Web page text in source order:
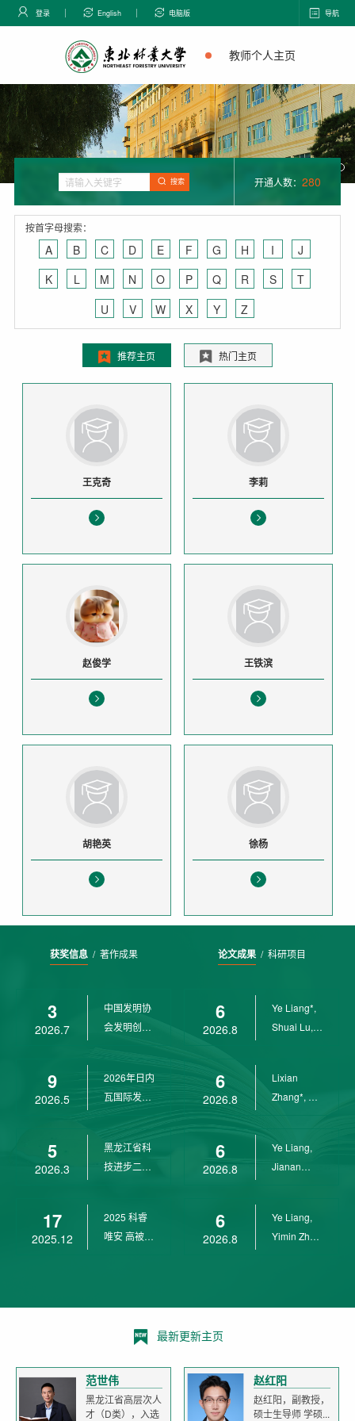
登录 English 电脑版 导航
教师个人主页
搜索 开通人数： 280
按首字母搜索：
A B C D E F G H I
J
K
L M N O P Q R S
T
U
V W X Y Z
推荐主页 热门主页
王克奇 李莉
赵俊学 王铁滨
胡艳英 徐杨
获奖信息/ 著作成果
3
2026.7
中国发明协
会发明创业
9
2026.5
2026年日内
瓦国际发明
5
2026.3
黑龙江省科
技进步二等
17
2025.12
2025 科睿
唯安 高被引
论文成果/ 科研项目
6
2026.8
Ye Liang*,
Shuai Lu,
6
2026.8
Lixian
Zhang*, Ye
6
2026.8
Ye Liang,
Jianan
6
2026.8
Ye Liang,
Yimin Zhu,
最新更新主页
范世伟
黑龙江省高层次人
才（D类），入选
赵红阳
赵红阳，副教授，
硕士生导师 学硕...